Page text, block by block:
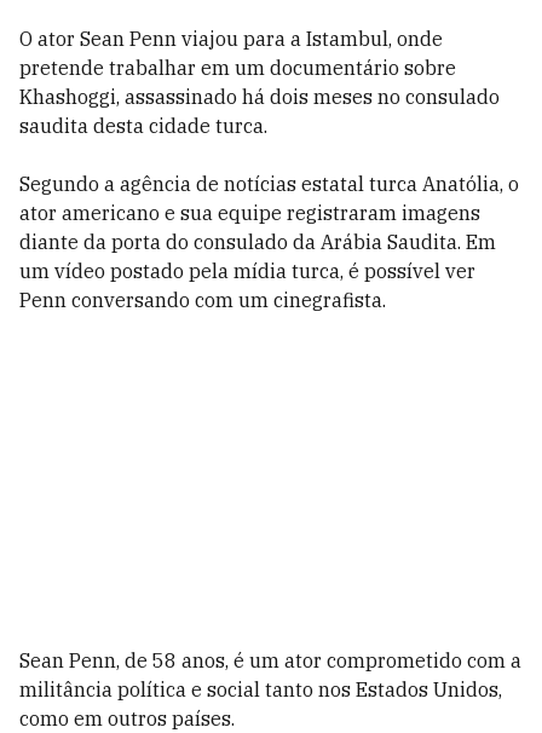
O ator Sean Penn viajou para a Istambul, onde
pretende trabalhar em um documentário sobre
Khashoggi, assassinado há dois meses no consulado
saudita desta cidade turca.
Segundo a agência de notícias estatal turca Anatólia, o
ator americano e sua equipe registraram imagens
diante da porta do consulado da Arábia Saudita. Em
um vídeo postado pela mídia turca, é possível ver
Penn conversando com um cinegrafista.
Sean Penn, de 58 anos, é um ator comprometido com a
militância política e social tanto nos Estados Unidos,
como em outros países.